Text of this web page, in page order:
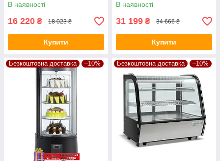
В наявності
16 220 ₴ 18 023 ₴
Купити
В наявності
31 199 ₴ 34 666 ₴
Купити
Безкоштовна доставка –10% Безкоштовна доставка –10%